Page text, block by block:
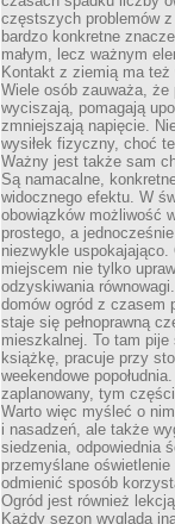
częstszych problemów
bardzo konkretne
małym, lecz ważnym
Kontakt z ziemią ma
Wiele osób zauważa, że
wyciszają, pomagają
zmniejszają napięcie.
wysiłek fizyczny, choć
Ważny jest także sam
Są namacalne,
widocznego efektu. W
obowiązków możliwość
prostego, a
niezwykle
miejscem nie tylko
odzyskiwania
domów ogród z czasem
staje się pełnoprawną
mieszkalnej. To tam
książkę, pracuje przy
weekendowe
zaplanowany, tym
Warto więc myśleć o
i nasadzeń, ale także
siedzenia, odpowiednia
przemyślane oświetlenie
odmienić sposób
Ogród jest również
Każdy sezon wygląda